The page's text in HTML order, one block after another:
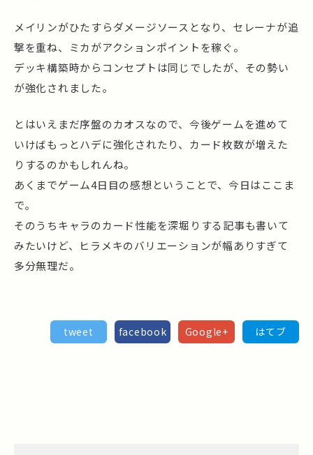
メイリンがひたすらダメージソースとなり、セレーナが追
撃を重ね、ミカがアクションポイントを稼ぐ。
デッキ構築時からコンセプトは同じでしたが、その勢い
が強化されました。
とはいえまだ序盤のカオスなので、今後ゲームを進めて
いけばもっとハデに強化されたり、カード枚数が増えた
りするのかもしれんね。
あくまでゲーム4日目の感想ということで、今日はここま
で。
そのうちキャラのカード性能を深堀りする記事も書いて
みたいけど、ヒラメキのバリエーションが幅ありすぎて
多分無理だ。
tweet facebook Google+ はてブ